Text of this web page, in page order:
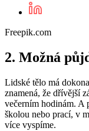
Freepik.com
2. Možná
Lidské tělo má
znamená, že dřívější
večerním hodinám. A
školou nebo prací, v
více vyspíme.